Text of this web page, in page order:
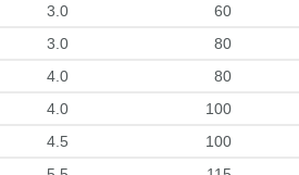
3.0 60
3.0 80
4.0 80
4.0 100
4.5 100